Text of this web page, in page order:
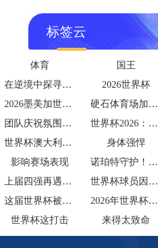
标签云
体育 国王
在逆境中探寻破局之光
2026世界杯
2026墨美加世界杯：48队赛制下种子队
硬石体育场加勒比海季风期的排水系统测试：
团队庆祝氛围拉满
世界杯2026：哪支球队的“战术执行力”
世界杯澳大利亚：亚洲袋鼠
身体强悍
影响赛场表现
诺珀特守护！32 岁荷兰门神世界杯屏障
上届四强再遇强敌
世界杯球员因发型像鸡冠被解说调侃
这届世界杯被批贪婪
2026年世界杯：小组赛72场与淘汰赛3
世界杯这打击
来得太致命